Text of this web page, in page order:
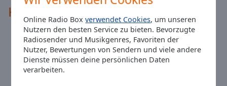
Online Radio Boxverwendet Cookies, um unseren
Nutzern den besten Service zu bieten. Bevorzugte
Radiosender und Musikgenres, Favoriten der
Nutzer, Bewertungen von Sendern und viele andere
Dienste müssen deine persönlichen Daten
verarbeiten.
Done
dialog
Kontakte
Adresse:
Hafenstraße 49 D-68159 Mannheim
Telefon:
+49 621 18 19 10
Website:
www.sunshine-live.de